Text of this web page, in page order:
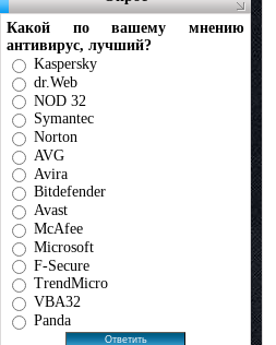
Какой по вашему мнению
антивирус, лучший?
Kaspersky
dr.Web
NOD 32
Symantec
Norton
AVG
Avira
Bitdefender
Avast
McAfee
Microsoft
F-Secure
TrendMicro
VBA32
Panda